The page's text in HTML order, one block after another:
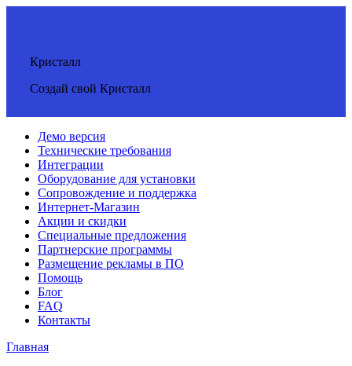
Кристалл
Создай свой Кристалл
Демо версия
Технические требования
Интеграции
Оборудование для установки
Сопровождение и поддержка
Интернет-Магазин
Акции и скидки
Специальные предложения
Партнерские программы
Размещение рекламы в ПО
Помощь
Блог
FAQ
Контакты
Главная